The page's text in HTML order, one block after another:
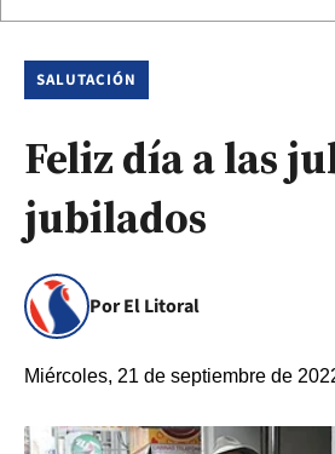
SALUTACIÓN
Feliz día a las
jubilados
Por El Litoral
Miércoles, 21 de septiembre de